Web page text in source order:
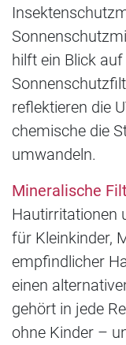
hilft ein Blick
reflektieren die
chemische die
umwandeln.
Mineralische
Hautirritationen
für Kleinkinder,
empfindlicher
einen
gehört in jede
ohne Kinder –